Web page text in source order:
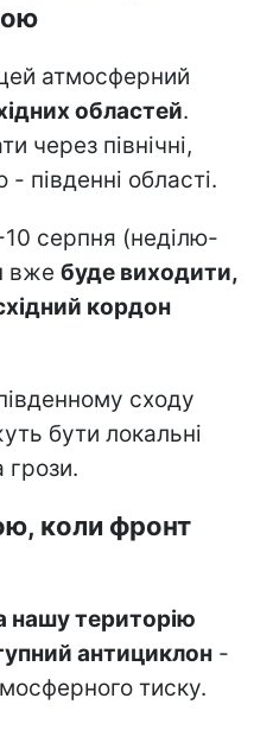
атмосферний
областей.
через північні,
південні області.
серпня (неділю-
вже буде виходити,
кордон
сходу
бути локальні
грози.
коли фронт
нашу територію
антициклон -
тиску.